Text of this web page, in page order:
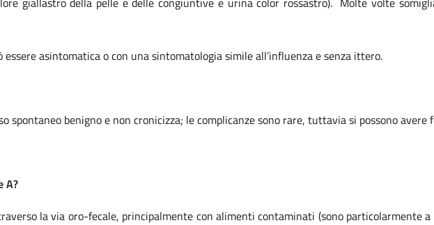
essere asintomatica o con una sintomatologia simile all’influenza e senza ittero.
spontaneo benigno e non cronicizza; le complicanze sono rare, tuttavia si possono
A?
la via oro-fecale, principalmente con alimenti contaminati (sono particolarmente